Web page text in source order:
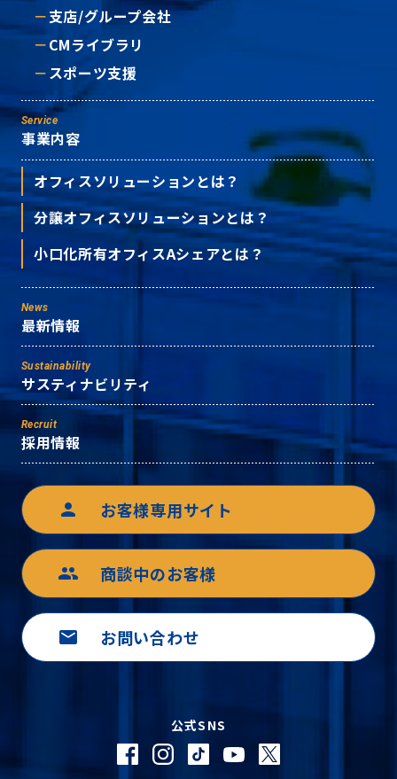
支店/グループ会社
CMライブラリ
スポーツ支援
Service
事業内容
オフィスソリューションとは？
分譲オフィスソリューションとは？
小口化所有オフィスAシェアとは？
News
最新情報
Sustainability
サスティナビリティ
Recruit
採用情報
person お客様専用サイト
group 商談中のお客様
mail お問い合わせ
公式SNS